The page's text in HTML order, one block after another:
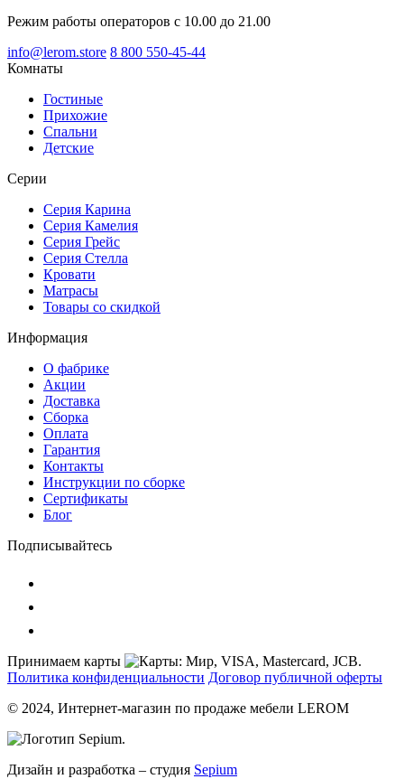
Режим работы операторов с 10.00 до 21.00
info@lerom.store 8 800 550-45-44
Комнаты
Гостиные
Прихожие
Спальни
Детские
Серии
Серия Карина
Серия Камелия
Серия Грейс
Серия Стелла
Кровати
Матрасы
Товары со скидкой
Информация
О фабрике
Акции
Доставка
Сборка
Оплата
Гарантия
Контакты
Инструкции по сборке
Сертификаты
Блог
Подписывайтесь
Принимаем карты
Политика конфиденциальности Договор публичной оферты
© 2024, Интернет-магазин по продаже мебели LEROM
Дизайн и разработка – студия Sepium